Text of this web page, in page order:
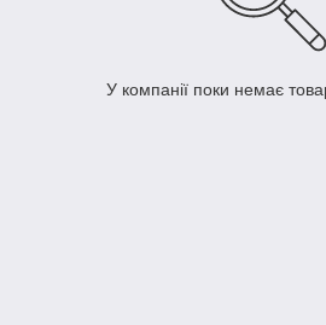
У компанії поки немає